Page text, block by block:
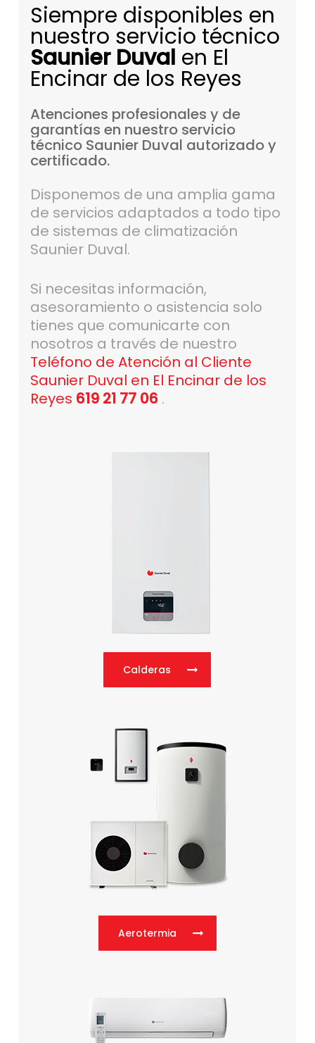
Siempre disponibles en
nuestro servicio técnico
Saunier Duval en El
Encinar de los Reyes
Atenciones profesionales y de
garantías en nuestro servicio
técnico Saunier Duval autorizadoy
certificado.
Disponemos de una amplia gama
de servicios adaptados a todo tipo
de sistemas de climatización
Saunier Duval.
Si necesitas información,
asesoramiento o asistencia solo
tienes que comunicarte con
nosotros a través de nuestro
Teléfono de Atención al Cliente
Saunier Duval en El Encinar de los
Reyes 619 21 77 06 .
Calderas
Aerotermia